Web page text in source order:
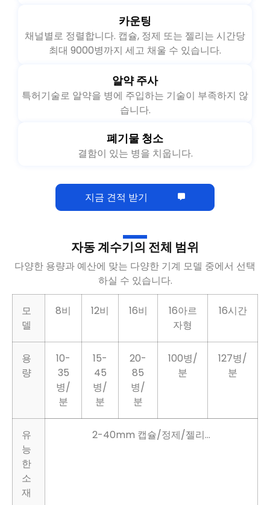
카운팅
채널별로 정렬합니다. 캡슐, 정제 또는 젤리는 시간당
최대 9000병까지 세고 채울 수 있습니다.
알약 주사
특허기술로 알약을 병에 주입하는 기술이 부족하지 않
습니다.
폐기물 청소
결함이 있는 병을 치웁니다.
지금 견적 받기
자동 계수기의 전체 범위
다양한 용량과 예산에 맞는 다양한 기계 모델 중에서 선택
하실 수 있습니다.
모
델
8비 12비 16비
16아르
자형
16시간
용
량
10-
35
병/
분
15-
45
병/
분
20-
85
병/
분
100병/
분
127병/
분
유
능
한
소
재
2-40mm 캡슐/정제/젤리...